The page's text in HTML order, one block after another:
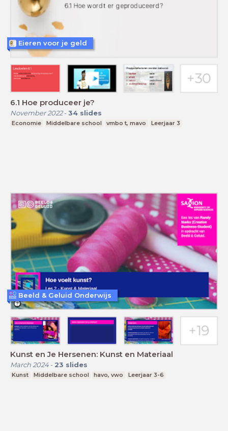
6.1 Hoe produceer je?
November 2022- 34 slides
Economie Middelbare school vmbo t, mavo Leerjaar 3
Eieren voor je geld
Kunst en Je Hersenen: Kunst en Materiaal
March 2024- 23 slides
Kunst Middelbare school havo, vwo Leerjaar 3-6
Beeld & Geluid Onderwijs